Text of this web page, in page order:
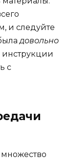
и следуйте
довольно
с